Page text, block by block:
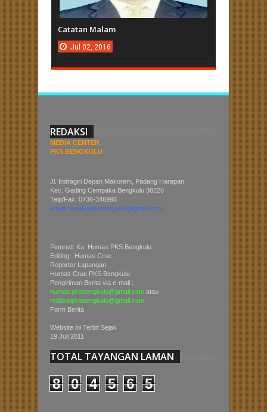
Catatan Malam
Jul 02, 2016
REDAKSI
MEDIA CENTER
PKS BENGKULU
Jl. Indragiri Depan Makorem, Padang Harapan,
Kec. Gading Cempaka Bengkulu 38226
Telp/Fax. 0736-346998
email: redaksipksbengkulu@gmail.com
Pemred: Ka. Humas PKS Bengkulu
Editing : Humas Crue
Reporter Lapangan:
Humas Crue PKS Bengkulu
Pengiriman Berita via e-mail :
humas.pksbengkulu@gmail.com atau
redaksipksbengkulu@gmail.com
Form Berita
Website ini Terbit Sejak
19 Juli 2011
TOTAL TAYANGAN LAMAN
8 0 4 5 6 5